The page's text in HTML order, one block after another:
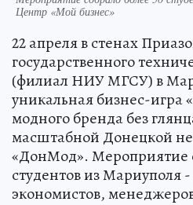
Центр «Мой бизнес»
22 апреля в стенах
государственного
(филиал НИУ МГСУ) в
уникальная бизнес-
модного бренда без
масштабной Донецкой
«ДонМод». Мероприятие
студентов из Мариуполя
экономистов,